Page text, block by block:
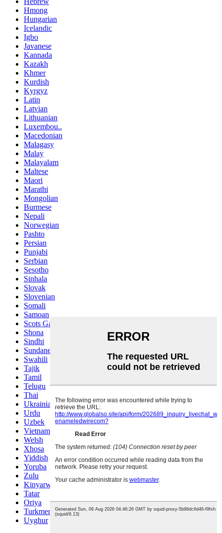
Hmong
Hungarian
Icelandic
Igbo
Javanese
Kannada
Kazakh
Khmer
Kurdish
Kyrgyz
Latin
Latvian
Lithuanian
Luxembou..
Macedonian
Malagasy
Malay
Malayalam
Maltese
Maori
Marathi
Mongolian
Burmese
Nepali
Norwegian
Pashto
Persian
Punjabi
Serbian
Sesotho
Sinhala
Slovak
Slovenian
Somali
Samoan
Scots Gaelic
Shona
Sindhi
Sundanese
Swahili
Tajik
Tamil
Telugu
Thai
Ukrainian
Urdu
Uzbek
Vietnamese
Welsh
Xhosa
Yiddish
Yoruba
Zulu
Kinyarwanda
Tatar
Oriya
Turkmen
Uyghur